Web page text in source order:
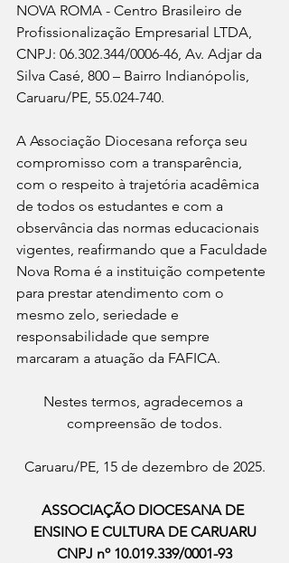
NOVA ROMA - Centro Brasileiro de
Profissionalização Empresarial LTDA,
CNPJ: 06.302.344/0006-46, Av. Adjar da
Silva Casé, 800 – Bairro Indianópolis,
Caruaru/PE, 55.024-740.
A Associação Diocesana reforça seu
compromisso com a transparência,
com o respeito à trajetória acadêmica
de todos os estudantes e com a
observância das normas educacionais
vigentes, reafirmando que a Faculdade
Nova Roma é a instituição competente
para prestar atendimento com o
mesmo zelo, seriedade e
responsabilidade que sempre
marcaram a atuação da FAFICA.
Nestes termos, agradecemos a
compreensão de todos.
Caruaru/PE, 15 de dezembro de 2025.
ASSOCIAÇÃO DIOCESANA DE
ENSINO E CULTURA DE CARUARU
CNPJ nº 10.019.339/0001-93